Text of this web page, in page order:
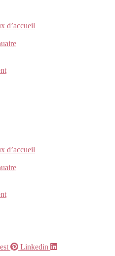
d’accueil
d’accueil
Linkedin